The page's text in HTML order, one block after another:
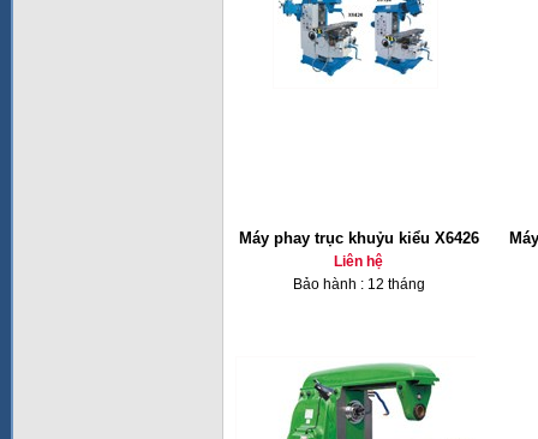
Máy phay trục khuỷu kiểu X6426
Liên hệ
Bảo hành : 12 tháng